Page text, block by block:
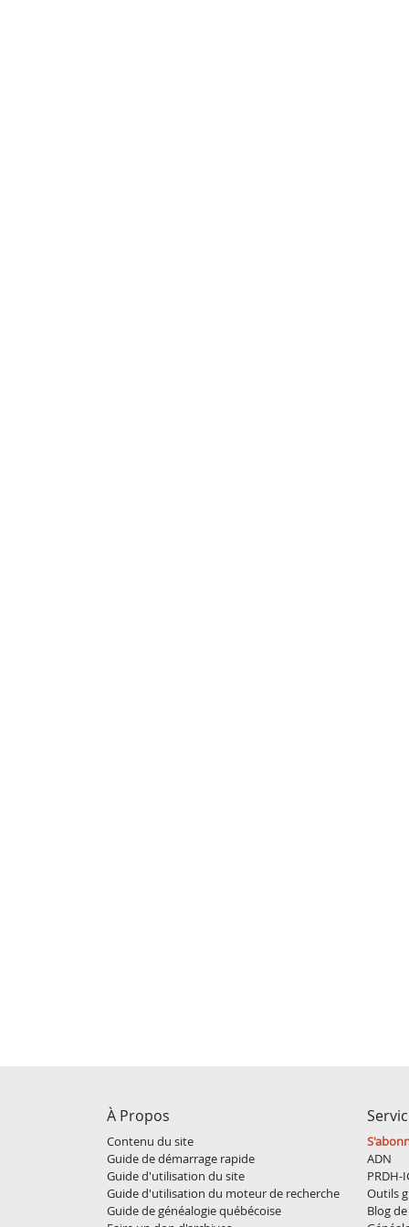
À Propos
Contenu du site
Guide de démarrage rapide
Guide d'utilisation du site
Guide d'utilisation du moteur de recherche
Guide de généalogie québécoise
ADN
PRDH-
Outils
Blog